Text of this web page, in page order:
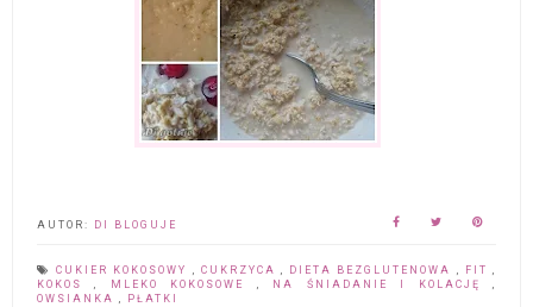
AUTOR: DI BLOGUJE
CUKIER KOKOSOWY , CUKRZYCA, DIETA BEZGLUTENOWA , FIT,
KOKOS, MLEKO KOKOSOWE , NA ŚNIADANIE I KOLACJĘ,
OWSIANKA , PŁATKI